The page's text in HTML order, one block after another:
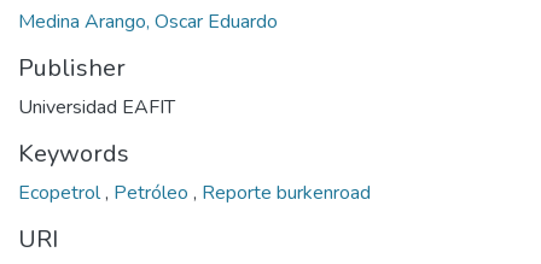
Medina Arango, Oscar Eduardo
Publisher
Universidad EAFIT
Keywords
Ecopetrol, Petróleo , Reporte burkenroad
URI